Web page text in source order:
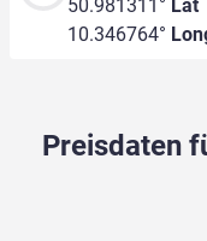
50.981311° Lat
10.346764°
Preisdaten